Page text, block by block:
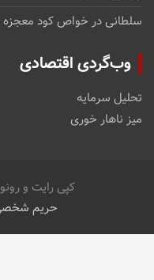
سلطانیدرخواص کود معجزه
وب‌گردی اقتصادی
تحلیل سرمایه
میز ناهار خوری
کپی رایت و
حریم شخصی